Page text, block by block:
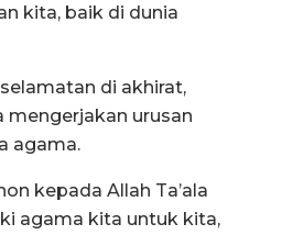
kita, baik di dunia
di akhirat,
urusan
agama.
kepada Allah Ta’ala
agama kita untuk kita,